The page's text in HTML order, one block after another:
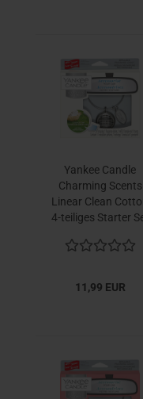
Yankee Candle
Charming Scents
Linear Clean
4-teiliges Starter
11,99 EUR